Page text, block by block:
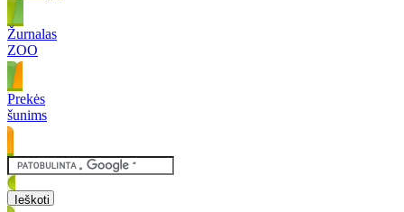
Žurnalas
ZOO
Prekės
šunims